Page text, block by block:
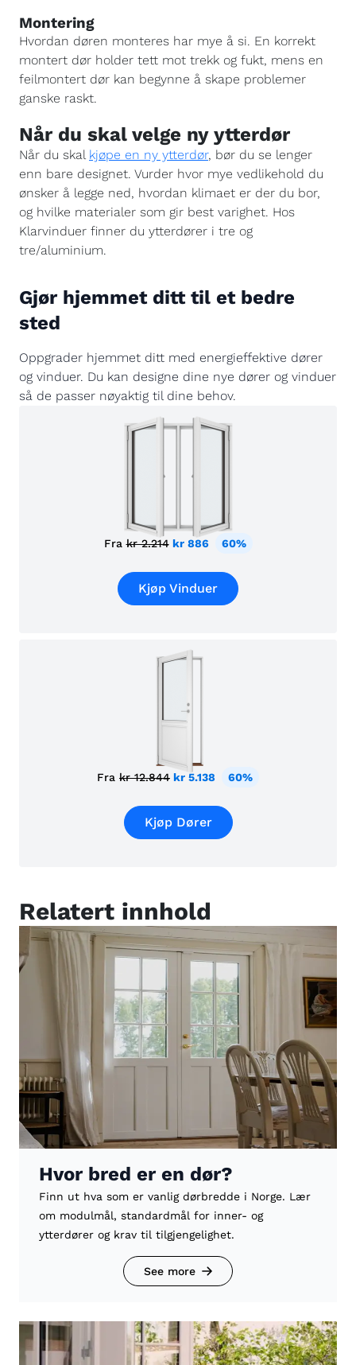
Montering
Hvordan døren monteres har mye å si. En korrekt
montert dør holder tett mot trekk og fukt, mens en
feilmontert dør kan begynne å skape problemer
ganske raskt.
Når du skal velge ny ytterdør
Når du skal kjøpe en ny ytterdør, bør du se lenger
enn bare designet. Vurder hvor mye vedlikehold du
ønsker å legge ned, hvordan klimaet er der du bor,
og hvilke materialer som gir best varighet. Hos
Klarvinduer finner du ytterdører i tre og
tre/aluminium.
Gjør hjemmet ditt til et bedre
sted
Oppgrader hjemmet ditt med energieffektive dører
og vinduer. Du kan designe dine nye dører og vinduer
så de passer nøyaktig til dine behov.
Fra kr 2.214 kr 886 60%
Kjøp Vinduer
Fra kr 12.844 kr 5.138 60%
Kjøp Dører
Relatert innhold
Hvor bred er en dør?
Finn ut hva som er vanlig dørbredde i Norge. Lær
om modulmål, standardmål for inner- og
ytterdører og krav til tilgjengelighet.
See more